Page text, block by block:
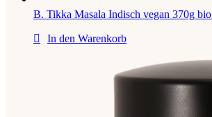
B. Tikka Masala Indisch vegan 370g bio
In den Warenkorb